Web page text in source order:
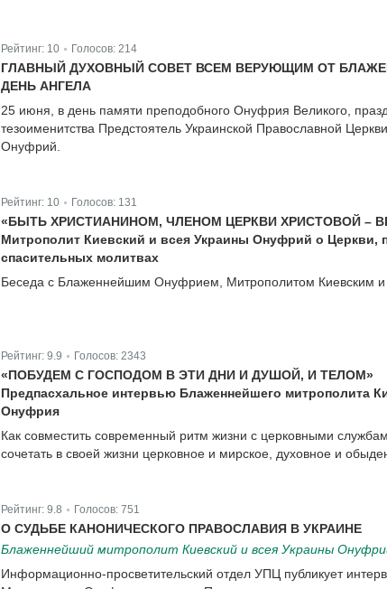
Рейтинг: 10 Голосов: 214
ГЛАВНЫЙ ДУХОВНЫЙ СОВЕТ ВСЕМ ВЕРУЮЩИМ ОТ
ДЕНЬ АНГЕЛА
25 июня, в день памяти преподобного Онуфрия Великого,
тезоименитства Предстоятель Украинской Православной
Онуфрий.
Рейтинг: 10 Голосов: 131
«БЫТЬ ХРИСТИАНИНОМ, ЧЛЕНОМ ЦЕРКВИ ХРИСТОВОЙ –
Митрополит Киевский и всея Украины Онуфрий о Церкви,
спасительных молитвах
Беседа с Блаженнейшим Онуфрием, Митрополитом Киевским и
Рейтинг: 9.9 Голосов: 2343
«ПОБУДЕМ С ГОСПОДОМ В ЭТИ ДНИ И ДУШОЙ, И ТЕЛОМ»
Предпасхальное интервью Блаженнейшего митрополита
Онуфрия
Как совместить современный ритм жизни с церковными
сочетать в своей жизни церковное и мирское, духовное и
Рейтинг: 9.8 Голосов: 751
О СУДЬБЕ КАНОНИЧЕСКОГО ПРАВОСЛАВИЯ В УКРАИНЕ
Блаженнейший митрополит Киевский и всея Украины
Информационно-просветительский отдел УПЦ публикует